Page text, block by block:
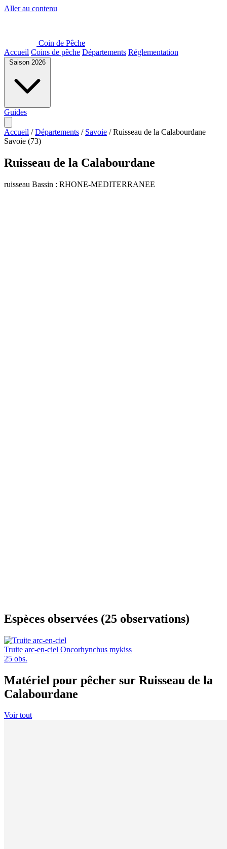
Aller au contenu
Coin de Pêche
Accueil Coins de pêche Départements Réglementation
Saison 2026
Guides
Accueil / Départements / Savoie / Ruisseau de la Calabourdane
Savoie (73)
Ruisseau de la Calabourdane
ruisseau Bassin : RHONE-MEDITERRANEE
Espèces observées (25 observations)
Truite arc-en-ciel Oncorhynchus mykiss
25 obs.
Matériel pour pêcher sur Ruisseau de la
Calabourdane
Voir tout